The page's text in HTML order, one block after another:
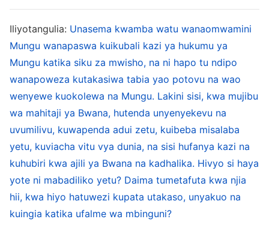
Bwana Yesu atakaporudi katika siku za mwisho
kufanya kazi ya hukumu kuanzia nyumba ya
Mungu, tukisikiasauti ya Mungu, tukipokea
ya Mungukatika siku za mwisho, na kuweza
kupokea utakaso na kufanywa kuwa kamili kwa
hukumu ya Mungu na kuadibiwa, tutakuwa aina
ya watu wanaotii mapenzi ya Mungu na kustahili
kuingia katika ufalme wa mbinguni. Hii bila shaka
ni ya hakika. Wale wanaotegemea tu shauku ya
kuhubiri kwa ajili ya Bwana, kuwatoa ibilisi na
kufanya maajabu kwa jina la Bwana,
hawazingatii kutenda neno la Bwana. Je, watu
Iliyotangulia: Unasema kwamba watu wanaomwamini
Mungu wanapaswa kuikubali kazi ya hukumu ya
Mungu katika siku za mwisho, na ni hapo tu ndipo
wanapoweza kutakasiwa tabia yao potovu na wao
wenyewe kuokolewa na Mungu. Lakini sisi, kwa mujibu
wa mahitaji ya Bwana, hutenda unyenyekevu na
uvumilivu, kuwapenda adui zetu, kuibeba misalaba
yetu, kuviacha vitu vya dunia, na sisi hufanya kazi na
kuhubiri kwa ajili ya Bwana na kadhalika. Hivyo si haya
yote ni mabadiliko yetu? Daima tumetafuta kwa njia
hii, kwa hiyo hatuwezi kupata utakaso, unyakuo na
kuingia katika ufalme wa mbinguni?